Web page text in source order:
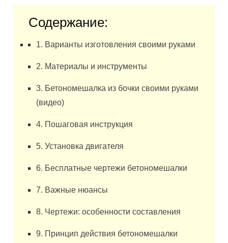
Содержание:
1. Варианты изготовления своими руками
2. Материалы и инструменты
3. Бетономешалка из бочки своими руками
(видео)
4. Пошаговая инструкция
5. Установка двигателя
6. Бесплатные чертежи бетономешалки
7. Важные нюансы
8. Чертежи: особенности составления
9. Принцип действия бетономешалки